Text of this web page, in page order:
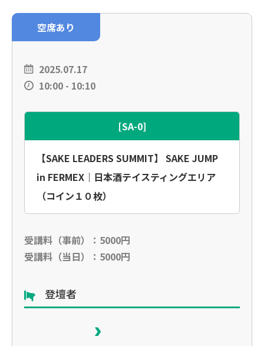
空席あり
2025.07.17
10:00 - 10:10
[SA-0]
【SAKE LEADERS SUMMIT】 SAKE JUMP
in FERMEX｜日本酒テイスティングエリア
（コイン１０枚）
受講料（事前）：5000円
受講料（当日）：5000円
登壇者